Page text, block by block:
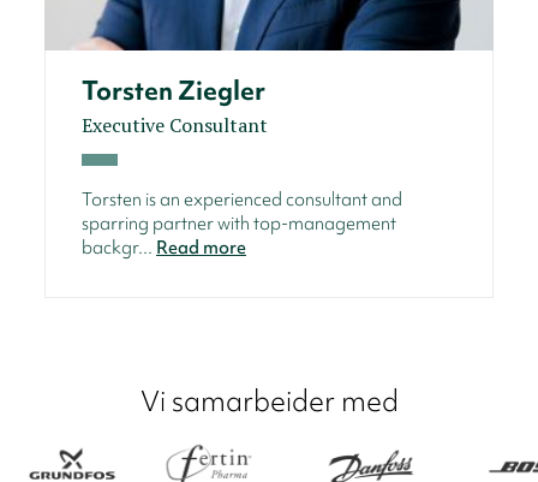
Torsten Ziegler
Executive Consultant
Torsten is an experienced consultant and
sparring partner with top-management
backgr... Read more
Vi samarbeider med